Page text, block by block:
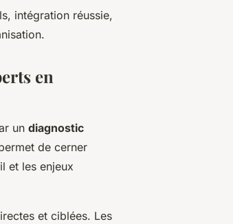
intégration réussie,
en
un diagnostic
de cerner
et les enjeux
et ciblées. Les